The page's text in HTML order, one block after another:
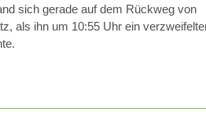
sich gerade auf dem Rückweg von
als ihn um 10:55 Uhr ein